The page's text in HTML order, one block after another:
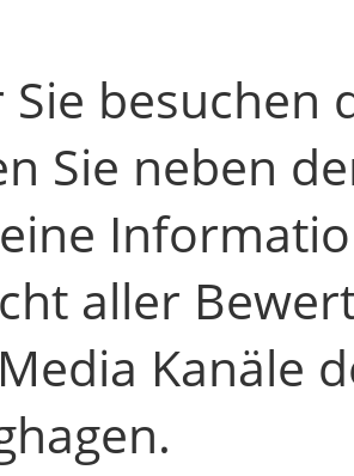
Sie besuchen
Sie neben
aller
Kanäle